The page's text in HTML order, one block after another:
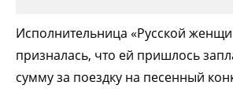
Исполнительница «Русской
призналась, что ей пришлось
сумму за поездку на песенный